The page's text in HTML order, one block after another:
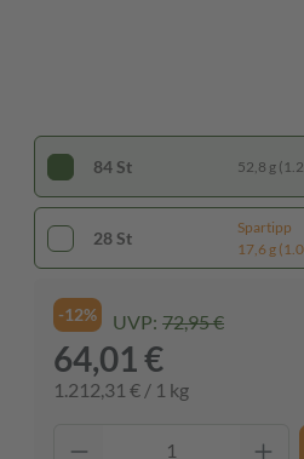
84 St 52,8 g
28 St
Spartipp
17,6 g
-12% UVP: 72,95 €
64,01 €
1.212,31 € / 1 kg